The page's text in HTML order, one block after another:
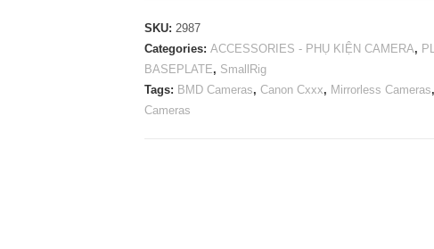
Mount
Battery
Plate
2987
quantity
SKU: 2987
Categories: ACCESSORIES - PHỤ KIỆN CAMERA,
BASEPLATE, SmallRig
Tags: BMD Cameras, Canon Cxxx, Mirrorless Cameras,
Cameras